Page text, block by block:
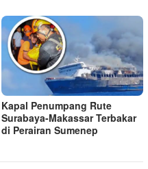
Kapal Penumpang Rute
Surabaya-Makassar Terbakar
di Perairan Sumenep